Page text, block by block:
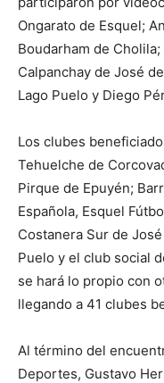
Ongarato de Esquel;
Boudarham de
Calpanchay de José
Lago Puelo y Diego
Los clubes
Tehuelche de
Pirque de Epuyén;
Española, Esquel
Costanera Sur de
Puelo y el club social
se hará lo propio con
llegando a 41 clubes
Al término del
Deportes, Gustavo